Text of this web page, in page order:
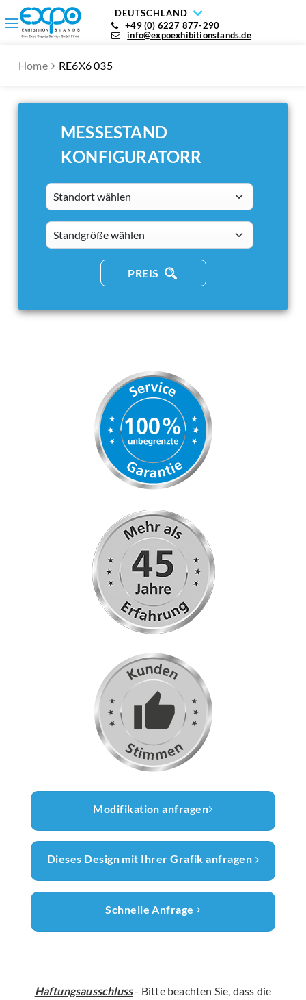
DEUTSCHLAND
+49 (0) 6227 877-290
info@expoexhibitionstands.de
Home RE6X6 035
MESSESTAND
KONFIGURATORR
Standort wählen
standsizes
PREIS
Modifikation anfragen
Dieses Design mit Ihrer Grafik anfragen
Schnelle Anfrage
Haftungsausschluss- Bitte beachten Sie, dass die